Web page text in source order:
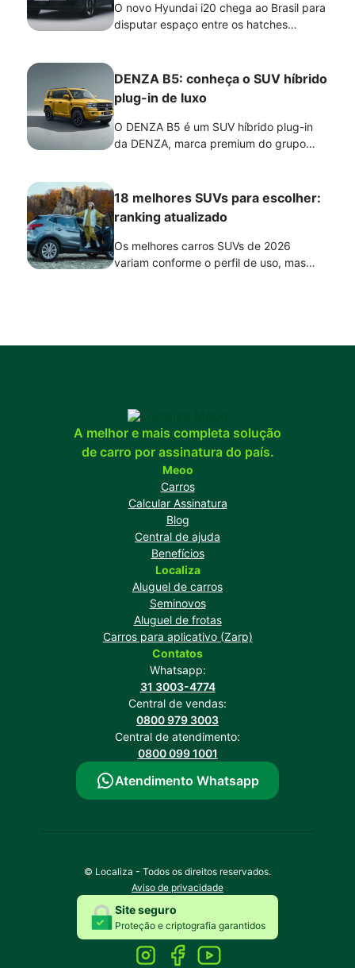
O novo Hyundai i20 chega ao Brasil para
disputar espaço entre os hatches
crossover, tecnologias de segurança
avançadas e opções de motorização 1.0
aspirada e 1.0 turbo.
DENZA B5: conheça o SUV híbrido
plug-in de luxo
O DENZA B5 é um SUV híbrido plug-in
da DENZA, marca premium do grupo
sendo uma opção para quem busca um
eletrificado mais completo e versátil para
diferentes tipos de uso.
18 melhores SUVs para escolher:
ranking atualizado
Os melhores carros SUVs de 2026
variam conforme o perfil de uso, mas
categorias.
A melhor e mais completa solução
de carro por assinatura do país.
Meoo
Carros
Calcular Assinatura
Blog
Central de ajuda
Benefícios
Localiza
Aluguel de carros
Seminovos
Aluguel de frotas
Carros para aplicativo (Zarp)
Contatos
Atendimento Whatsapp
Whatsapp:
31 3003-4774
Central de vendas:
0800 979 3003
Central de atendimento:
0800 099 1001
© Localiza - Todos os direitos reservados.
Aviso de privacidade
Site seguro
Proteção e criptografia garantidos